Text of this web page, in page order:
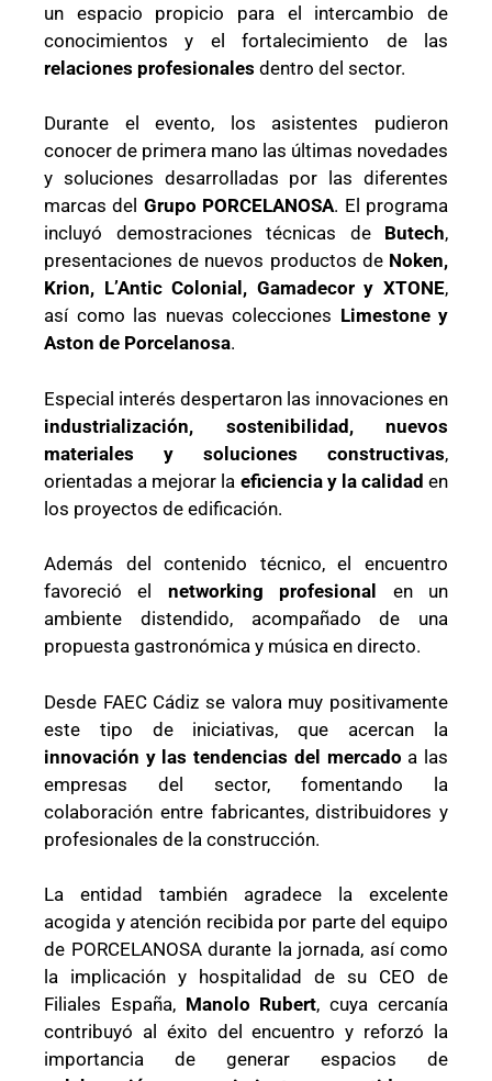
un espacio propicio para el intercambio de
conocimientos y el fortalecimiento de las
relaciones profesionales dentro del sector.
Durante el evento, los asistentes pudieron
conocer de primera mano las últimas novedades
y soluciones desarrolladas por las diferentes
marcas del Grupo PORCELANOSA. El programa
incluyó demostraciones técnicas de Butech,
presentaciones de nuevos productos de Noken,
Krion, L’Antic Colonial, Gamadecor y XTONE,
así como las nuevas colecciones Limestone y
Aston de Porcelanosa.
Especial interés despertaron las innovaciones en
industrialización, sostenibilidad, nuevos
materiales y soluciones constructivas,
orientadas a mejorar la eficiencia y la calidad en
los proyectos de edificación.
Además del contenido técnico, el encuentro
favoreció el networking profesional
en un
ambiente distendido, acompañado de una
propuesta gastronómica y música en directo.
Desde FAEC Cádiz se valora muy positivamente
este tipo de iniciativas, que acercan la
innovación y las tendencias del mercado a las
empresas del sector, fomentando la
colaboración entre fabricantes, distribuidores y
profesionales de la construcción.
La entidad también agradece la excelente
acogida y atención recibida por parte del equipo
de PORCELANOSA durante la jornada, así como
la implicación y hospitalidad de su CEO de
Filiales España, Manolo Rubert, cuya cercanía
contribuyó al éxito del encuentro y reforzó la
importancia de generar espacios de